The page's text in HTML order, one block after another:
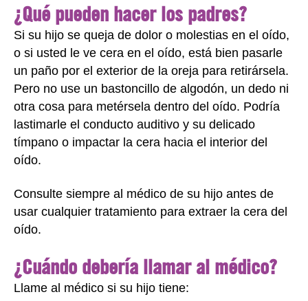
¿Qué pueden hacer los padres?
Si su hijo se queja de dolor o molestias en el oído,
o si usted le ve cera en el oído, está bien pasarle
un paño por el exterior de la oreja para retirársela.
Pero no use un bastoncillo de algodón, un dedo ni
otra cosa para metérsela dentro del oído. Podría
lastimarle el conducto auditivo y su delicado
tímpano o impactar la cera hacia el interior del
oído.
Consulte siempre al médico de su hijo antes de
usar cualquier tratamiento para extraer la cera del
oído.
¿Cuándo debería llamar al médico?
Llame al médico si su hijo tiene: